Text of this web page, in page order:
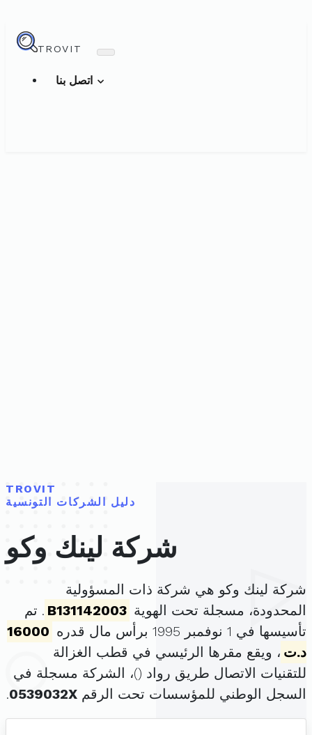
TROVIT
TROVIT
دليل الشركات التونسية
شركة لينك وكو
شركة لينك وكو هي شركة ذات المسؤولية
المحدودة، مسجلة تحت الهوية B131142003 . تم
تأسيسها في 1 نوفمبر 1995 برأس مال قدره
16000
د.ت ، ويقع مقرها الرئيسي في قطب الغزالة
للتقنيات الاتصال طريق رواد ()، الشركة مسجلة في
السجل الوطني للمؤسسات تحت الرقم 0539032X
.